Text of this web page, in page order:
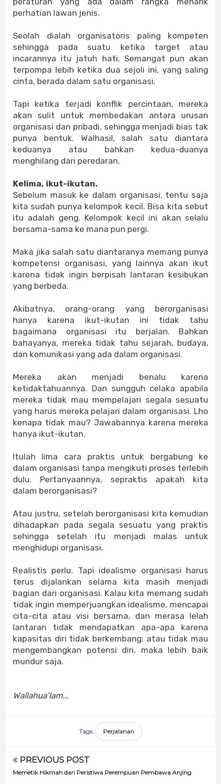
perhatian lawan jenis.
Seolah dialah organisatoris paling kompeten
sehingga pada suatu ketika target atau
incarannya itu jatuh hati. Semangat pun akan
terpompa lebih ketika dua sejoli ini, yang saling
cinta, berada dalam satu organisasi.
Tapi ketika terjadi konflik percintaan, mereka
akan sulit untuk membedakan antara urusan
organisasi dan pribadi, sehingga menjadi bias tak
punya bentuk. Walhasil, salah satu diantara
keduanya atau bahkan kedua-duanya
menghilang dari peredaran.
Kelima, ikut-ikutan.
Sebelum masuk ke dalam organisasi, tentu saja
kita sudah punya kelompok kecil. Bisa kita sebut
itu adalah geng. Kelompok kecil ini akan selalu
bersama-sama ke mana pun pergi.
Maka jika salah satu diantaranya memang punya
kompetensi organisasi, yang lainnya akan ikut
karena tidak ingin berpisah lantaran kesibukan
yang berbeda.
Akibatnya, orang-orang yang berorganisasi
hanya karena ikut-ikutan ini tidak tahu
bagaimana organisasi itu berjalan. Bahkan
bahayanya, mereka tidak tahu sejarah, budaya,
dan komunikasi yang ada dalam organisasi.
Mereka akan menjadi benalu karena
ketidaktahuannya. Dan sungguh celaka apabila
mereka tidak mau mempelajari segala sesuatu
yang harus mereka pelajari dalam organisasi. Lho
kenapa tidak mau? Jawabannya karena mereka
hanya ikut-ikutan.
Itulah lima cara praktis untuk bergabung ke
dalam organisasi tanpa mengikuti proses terlebih
dulu. Pertanyaannya, sepraktis apakah kita
dalam berorganisasi?
Atau justru, setelah berorganisasi kita kemudian
dihadapkan pada segala sesuatu yang praktis
sehingga setelah itu menjadi malas untuk
menghidupi organisasi.
Realistis perlu. Tapi idealisme organisasi harus
terus dijalankan selama kita masih menjadi
bagian dari organisasi. Kalau kita memang sudah
tidak ingin memperjuangkan idealisme, mencapai
cita-cita atau visi bersama, dan merasa lelah
lantaran tidak mendapatkan apa-apa karena
kapasitas diri tidak berkembang; atau tidak mau
mengembangkan potensi diri, maka lebih baik
mundur saja.
Wallahua'lam...
Tags: Perjalanan
PREVIOUS POST
Memetik Hikmah dari Peristiwa Perempuan Pembawa Anjing